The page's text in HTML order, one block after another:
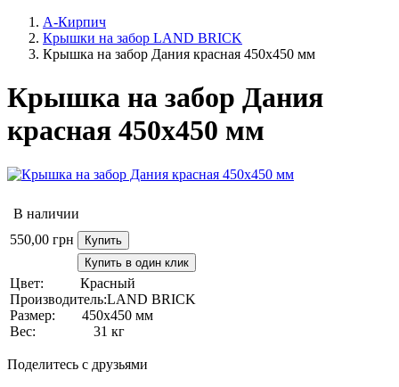
А-Кирпич
Крышки на забор LAND BRICK
Крышка на забор Дания красная 450х450 мм
Крышка на забор Дания
красная 450х450 мм
В наличии
550,00 грн
Купить
Купить в один клик
Цвет:
Красный
Производитель:LAND BRICK
Размер:
450х450 мм
Вес:
31 кг
Поделитесь с друзьями